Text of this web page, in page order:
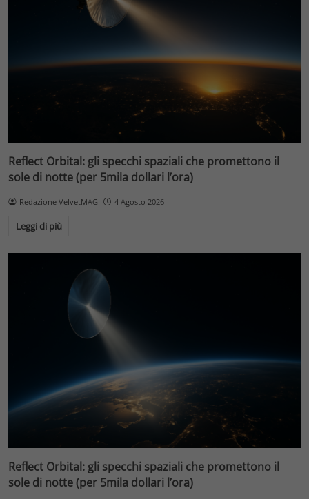
Reflect Orbital: gli specchi spaziali che promettono il
sole di notte (per 5mila dollari l’ora)
Redazione VelvetMAG 4 Agosto 2026
Leggi di più
Reflect Orbital: gli specchi spaziali che promettono il
sole di notte (per 5mila dollari l’ora)